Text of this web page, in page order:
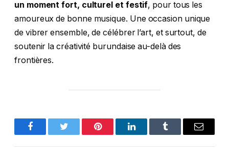
un moment fort, culturel et festif, pour tous les
amoureux de bonne musique. Une occasion unique
de vibrer ensemble, de célébrer l’art, et surtout, de
soutenir la créativité burundaise au-delà des
frontières.
FacebookTwitter PinterestLinkedInTumblr Email